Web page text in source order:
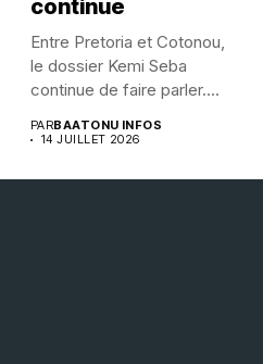
continue
Entre Pretoria et Cotonou,
le dossier Kemi Seba
continue de faire parler....
PARBAATONU INFOS
14 JUILLET 2026